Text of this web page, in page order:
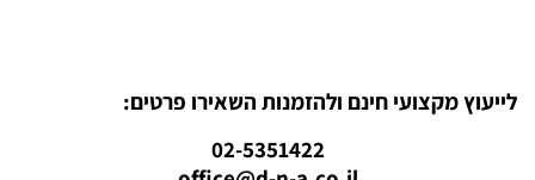
לייעוץ מקצועי חינם ולהזמנות השאירו פרטים:
02-5351422